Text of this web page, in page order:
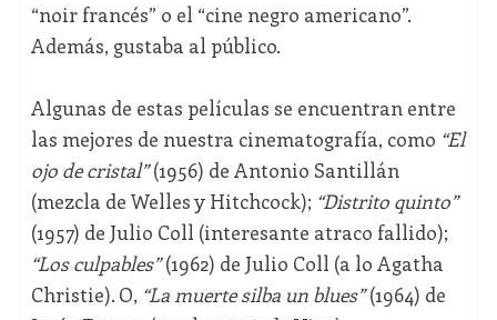
“noir francés” o el “cine negro americano”.
Además, gustaba al público.
Algunas de estas películas se encuentran entre
las mejores de nuestra cinematografía, como “El
ojo de cristal”(1956) de Antonio Santillán
(mezcla de Welles y Hitchcock); “Distrito quinto”
(1957) de Julio Coll (interesante atraco fallido);
“Los culpables”(1962) de Julio Coll (a lo Agatha
Christie). O, “La muerte silba un blues”(1964) de